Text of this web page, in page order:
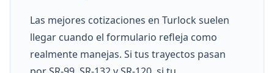
Las mejores cotizaciones en Turlock suelen
llegar cuando el formulario refleja como
realmente manejas. Si tus trayectos pasan